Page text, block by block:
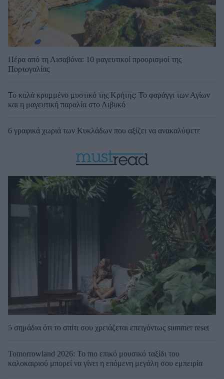
Πέρα από τη Λισαβόνα: 10 μαγευτικοί προορισμοί της
Πορτογαλίας
Το καλά κρυμμένο μυστικό της Κρήτης: Το φαράγγι των Αγίων
και η μαγευτική παραλία στο Λιβυκό
6 γραφικά χωριά των Κυκλάδων που αξίζει να ανακαλύψετε
5 σημάδια ότι το σπίτι σου χρειάζεται επειγόντως summer reset
Tomorrowland 2026: Το πιο επικό μουσικό ταξίδι του
καλοκαιριού μπορεί να γίνει η επόμενη μεγάλη σου εμπειρία